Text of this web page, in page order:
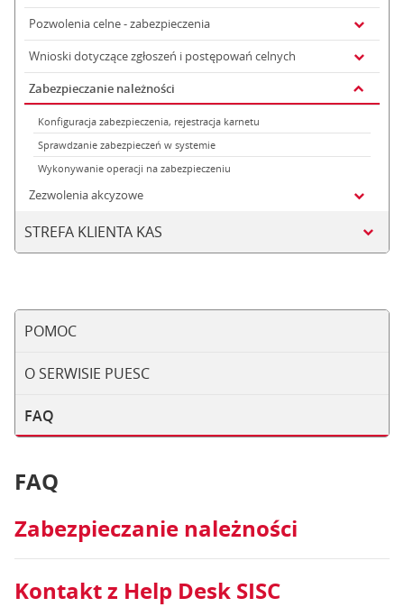
Pozwolenia celne - zabezpieczenia
Wnioski dotyczące zgłoszeń i postępowań celnych
Zabezpieczanie należności
Konfiguracja zabezpieczenia, rejestracja karnetu
Sprawdzanie zabezpieczeń w systemie
Wykonywanie operacji na zabezpieczeniu
Zezwolenia akcyzowe
STREFA KLIENTA KAS
POMOC
O SERWISIE PUESC
FAQ
FAQ
Zabezpieczanie należności
Kontakt z Help Desk SISC